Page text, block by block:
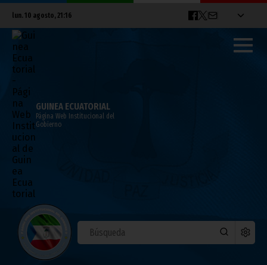
lun. 10 agosto, 21:16
GUINEA ECUATORIAL
Página Web Institucional del
Gobierno
La Cumbre de la CEMAC destaca sus
logros en integración
mayo 08, 2015
Noticias Presidencia